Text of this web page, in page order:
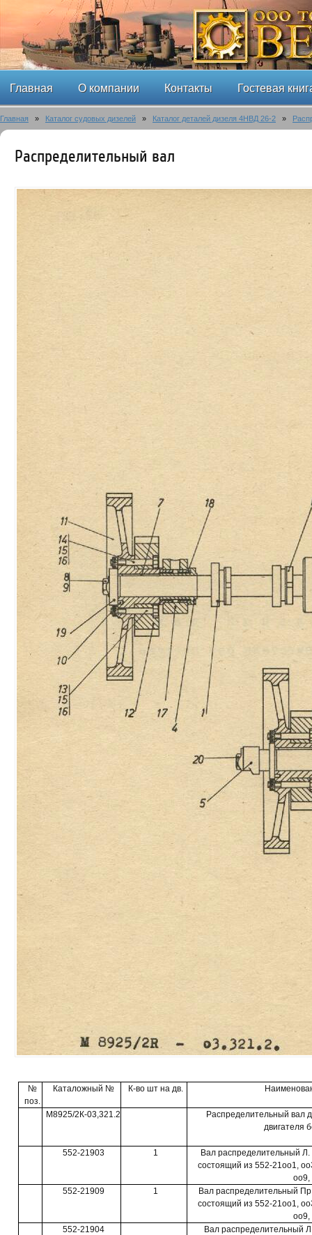
Главная О компании Контакты Гостевая
Главная » Каталог судовых дизелей » Каталог деталей дизеля 4НВД 26-2 »
Распределительный вал
№
поз.
Каталожный № К-во шт на дв.
М8925/2К-03,321.2
Распределительный вал
двигателя
552-21903 1
Вал распределительный Л.
состоящий из 552-21оо1,
оо9,
552-21909
1
Вал распределительный
состоящий из 552-21оо1,
оо9,
552-21904
Вал распределительный